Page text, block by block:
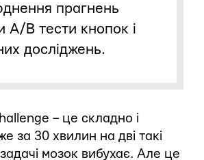
прагнень
А/В тести кнопок і
досліджень.
– це складно і
за 30 хвилин на дві такі
задачі мозок вибухає. Але це